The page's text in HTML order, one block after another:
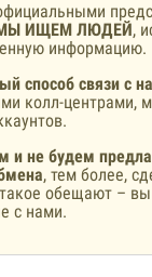
ИЩЕМ ЛЮДЕЙ,
информацию.
способ связи с
колл-центрами,
и не будем
, тем более,
обещают –
с нами.